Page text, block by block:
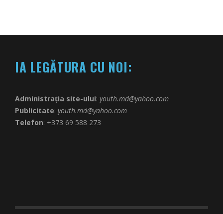
IA LEGĂTURA CU NOI:
Administrația site-ului: youth.md@yahoo.com
Publicitate: youth.md@yahoo.com
Telefon: +373 69 588 273